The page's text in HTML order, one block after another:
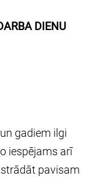
DIENU
gadiem ilgi
iespējams arī
pavisam